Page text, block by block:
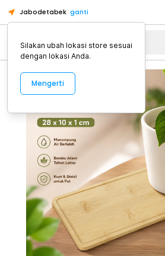
Jabodetabek ganti
Alat Kopi
Silakan ubah lokasi store sesuai
dengan lokasi Anda.
Mengerti